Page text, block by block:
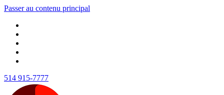
Passer au contenu principal
514 915-7777